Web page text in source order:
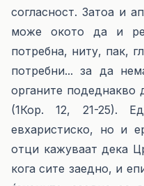
согласност. Затоа и
може окото да и
потребна, ниту, пак,
потребни... за да
органите подеднакво
(1Кор. 12, 21-25).
евхаристиско, но и
отци кажуваат дека
кога сите заедно, и